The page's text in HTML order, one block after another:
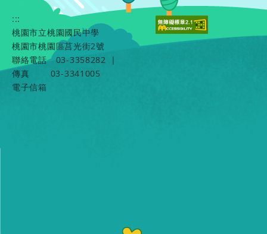
:::
桃園市立桃園國民中學
桃園市桃園區莒光街2號
聯絡電話
03-3358282
|
傳真
03-3341005
電子信箱